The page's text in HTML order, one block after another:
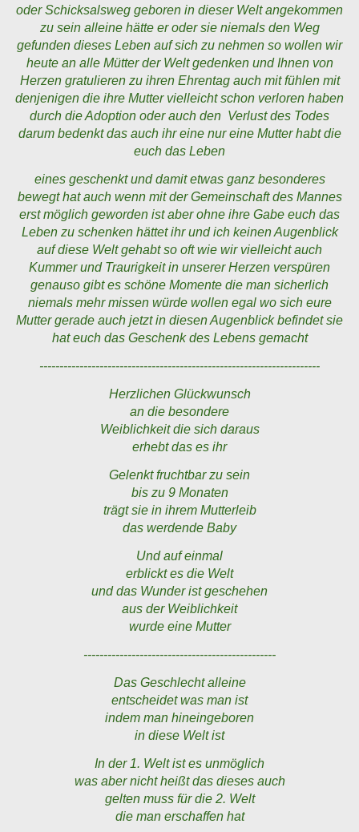
oder Schicksalsweg geboren in dieser Welt angekommen
zu sein alleine hätte er oder sie niemals den Weg
gefunden dieses Leben auf sich zu nehmen so wollen wir
heute an alle Mütter der Welt gedenken und Ihnen von
Herzen gratulieren zu ihren Ehrentag auch mit fühlen mit
denjenigen die ihre Mutter vielleicht schon verloren haben
durch die Adoption oder auch den Verlust des Todes
darum bedenkt das auch ihr eine nur eine Mutter habt die
euch das Leben
eines geschenkt und damit etwas ganz besonderes
bewegt hat auch wenn mit der Gemeinschaft des Mannes
erst möglich geworden ist aber ohne ihre Gabe euch das
Leben zu schenken hättet ihr und ich keinen Augenblick
auf diese Welt gehabt so oft wie wir vielleicht auch
Kummer und Traurigkeit in unserer Herzen verspüren
genauso gibt es schöne Momente die man sicherlich
niemals mehr missen würde wollen egal wo sich eure
Mutter gerade auch jetzt in diesen Augenblick befindet sie
hat euch das Geschenk des Lebens gemacht
----------------------------------------------------------------------
Herzlichen Glückwunsch
an die besondere
Weiblichkeit die sich daraus
erhebt das es ihr
Gelenkt fruchtbar zu sein
bis zu 9 Monaten
trägt sie in ihrem Mutterleib
das werdende Baby
Und auf einmal
erblickt es die Welt
und das Wunder ist geschehen
aus der Weiblichkeit
wurde eine Mutter
------------------------------------------------
Das Geschlecht alleine
entscheidet was man ist
indem man hineingeboren
in diese Welt ist
In der 1. Welt ist es unmöglich
was aber nicht heißt das dieses auch
gelten muss für die 2. Welt
die man erschaffen hat